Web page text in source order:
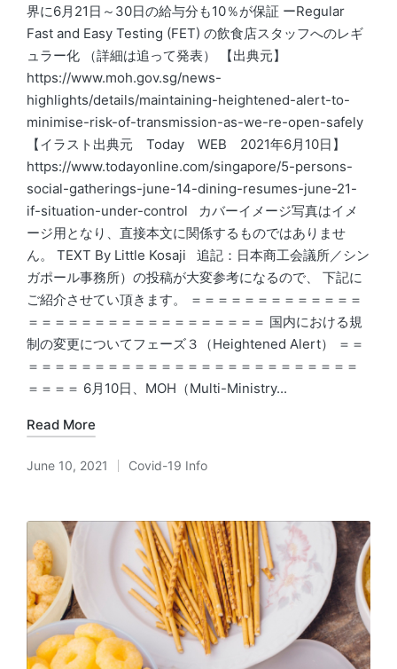
界に6月21日～30日の給与分も10％が保証 ーRegular
Fast and Easy Testing (FET) の飲食店スタッフへのレギ
ュラー化 （詳細は追って発表） 【出典元】
https://www.moh.gov.sg/news-
highlights/details/maintaining-heightened-alert-to-
minimise-risk-of-transmission-as-we-re-open-safely
【イラスト出典元 Today WEB 2021年6月10日】
https://www.todayonline.com/singapore/5-persons-
social-gatherings-june-14-dining-resumes-june-21-
if-situation-under-control カバーイメージ写真はイメ
ージ用となり、直接本文に関係するものではありませ
ん。 TEXT By Little Kosaji 追記：日本商工会議所／シン
ガポール事務所）の投稿が大変参考になるので、 下記に
ご紹介させてい頂きます。 ＝＝＝＝＝＝＝＝＝＝＝＝＝
＝＝＝＝＝＝＝＝＝＝＝＝＝＝＝＝＝＝ 国内における規
制の変更についてフェーズ３（Heightened Alert） ＝＝
＝＝＝＝＝＝＝＝＝＝＝＝＝＝＝＝＝＝＝＝＝＝＝＝＝
＝＝＝＝ 6月10日、MOH（Multi-Ministry...
Read More
June 10, 2021
Posted
Covid-19 Info